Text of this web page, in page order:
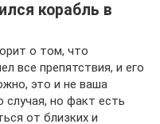
корабль в
о том, что
все препятствия, и его
это и не ваша
случая, но факт есть
от близких и